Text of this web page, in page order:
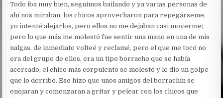
Todo iba muy bien, seguimos bailando y ya varias personas de
ahí nos miraban; los chicos aprovecharon para repegárseme,
yo intenté alejarlos, pero ellos no me dejaban casi moverme;
pero lo que más me molestó fue sentir una mano en una de mis
nalgas, de inmediato volteé y reclamé, pero el que me tocó no
era del grupo de ellos, era un tipo borracho que se había
acercado; el chico más corpulento se molestó y le dio un golpe
que lo derribó. Eso hizo que unos amigos del borrachín se
enojaran y comenzaran a gritar y pelear con los chicos que